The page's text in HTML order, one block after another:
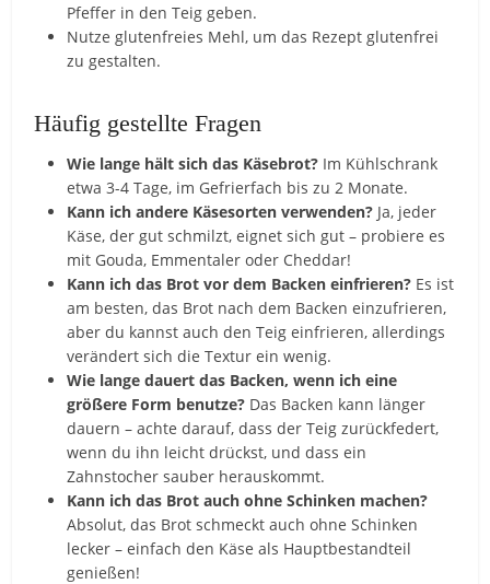
Pfeffer in den Teig geben.
Nutze glutenfreies Mehl, um das Rezept glutenfrei
zu gestalten.
Häufig gestellte Fragen
Wie lange hält sich das Käsebrot? Im Kühlschrank
etwa 3-4 Tage, im Gefrierfach bis zu 2 Monate.
Kann ich andere Käsesorten verwenden? Ja, jeder
Käse, der gut schmilzt, eignet sich gut – probiere es
mit Gouda, Emmentaler oder Cheddar!
Kann ich das Brot vor dem Backen einfrieren? Es ist
am besten, das Brot nach dem Backen einzufrieren,
aber du kannst auch den Teig einfrieren, allerdings
verändert sich die Textur ein wenig.
Wie lange dauert das Backen, wenn ich eine
größere Form benutze? Das Backen kann länger
dauern – achte darauf, dass der Teig zurückfedert,
wenn du ihn leicht drückst, und dass ein
Zahnstocher sauber herauskommt.
Kann ich das Brot auch ohne Schinken machen?
Absolut, das Brot schmeckt auch ohne Schinken
lecker – einfach den Käse als Hauptbestandteil
genießen!